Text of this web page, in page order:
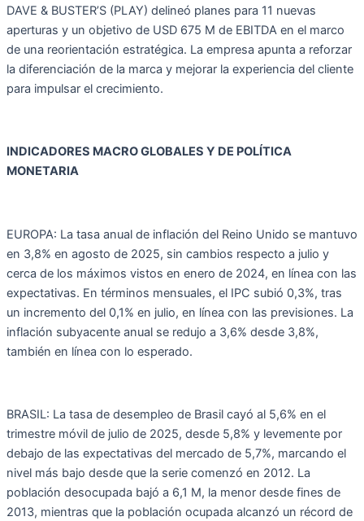
DAVE & BUSTER’S (PLAY) delineó planes para 11 nuevas
aperturas y un objetivo de USD 675 M de EBITDA en el marco
de una reorientación estratégica. La empresa apunta a reforzar
la diferenciación de la marca y mejorar la experiencia del cliente
para impulsar el crecimiento.
INDICADORES MACRO GLOBALES Y DE POLÍTICA
MONETARIA
EUROPA: La tasa anual de inflación del Reino Unido se mantuvo
en 3,8% en agosto de 2025, sin cambios respecto a julio y
cerca de los máximos vistos en enero de 2024, en línea con las
expectativas. En términos mensuales, el IPC subió 0,3%, tras
un incremento del 0,1% en julio, en línea con las previsiones. La
inflación subyacente anual se redujo a 3,6% desde 3,8%,
también en línea con lo esperado.
BRASIL: La tasa de desempleo de Brasil cayó al 5,6% en el
trimestre móvil de julio de 2025, desde 5,8% y levemente por
debajo de las expectativas del mercado de 5,7%, marcando el
nivel más bajo desde que la serie comenzó en 2012. La
población desocupada bajó a 6,1 M, la menor desde fines de
2013, mientras que la población ocupada alcanzó un récord de